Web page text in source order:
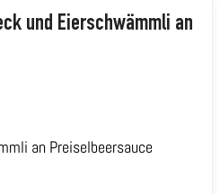
und Eierschwämmli an
an Preiselbeersauce